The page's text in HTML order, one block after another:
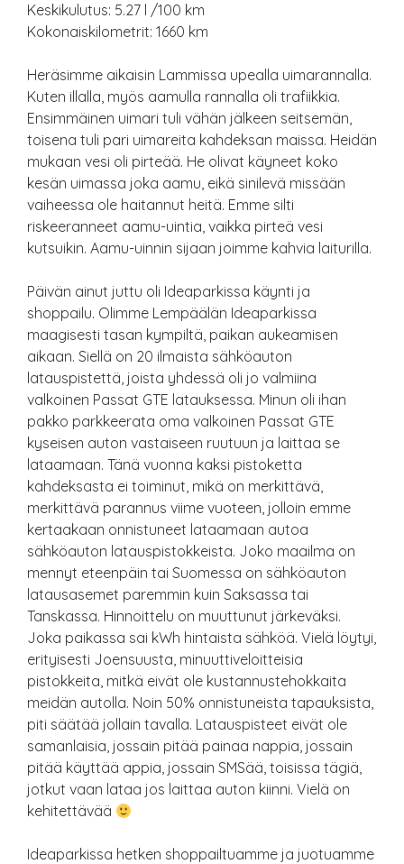
Keskikulutus: 5.27 l /100 km
Kokonaiskilometrit: 1660 km
Heräsimme aikaisin Lammissa upealla uimarannalla.
Kuten illalla, myös aamulla rannalla oli trafiikkia.
Ensimmäinen uimari tuli vähän jälkeen seitsemän,
toisena tuli pari uimareita kahdeksan maissa. Heidän
mukaan vesi oli pirteää. He olivat käyneet koko
kesän uimassa joka aamu, eikä sinilevä missään
vaiheessa ole haitannut heitä. Emme silti
riskeeranneet aamu-uintia, vaikka pirteä vesi
kutsuikin. Aamu-uinnin sijaan joimme kahvia laiturilla.
Päivän ainut juttu oli Ideaparkissa käynti ja
shoppailu. Olimme Lempäälän Ideaparkissa
maagisesti tasan kympiltä, paikan aukeamisen
aikaan. Siellä on 20 ilmaista sähköauton
latauspistettä, joista yhdessä oli jo valmiina
valkoinen Passat GTE latauksessa. Minun oli ihan
pakko parkkeerata oma valkoinen Passat GTE
kyseisen auton vastaiseen ruutuun ja laittaa se
lataamaan. Tänä vuonna kaksi pistoketta
kahdeksasta ei toiminut, mikä on merkittävä,
merkittävä parannus viime vuoteen, jolloin emme
kertaakaan onnistuneet lataamaan autoa
sähköauton latauspistokkeista. Joko maailma on
mennyt eteenpäin tai Suomessa on sähköauton
latausasemet paremmin kuin Saksassa tai
Tanskassa. Hinnoittelu on muuttunut järkeväksi.
Joka paikassa sai kWh hintaista sähköä. Vielä löytyi,
erityisesti Joensuusta, minuuttiveloitteisia
pistokkeita, mitkä eivät ole kustannustehokkaita
meidän autolla. Noin 50% onnistuneista tapauksista,
piti säätää jollain tavalla. Latauspisteet eivät ole
samanlaisia, jossain pitää painaa nappia, jossain
pitää käyttää appia, jossain SMSää, toisissa tägiä,
jotkut vaan lataa jos laittaa auton kiinni. Vielä on
kehitettävää
Ideaparkissa hetken shoppailtuamme ja juotuamme